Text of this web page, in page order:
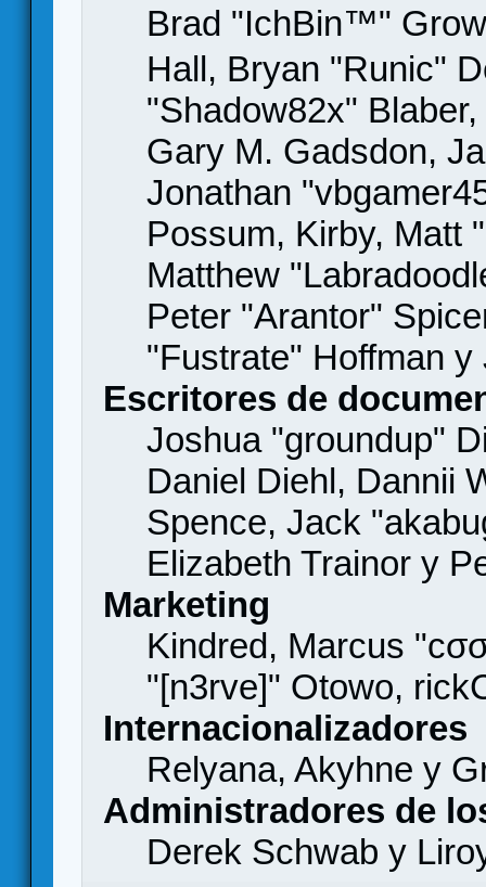
Brad "IchBin™"
Hall, Bryan "Runic"
"Shadow82x"
Gary M. Gadsdon,
Jonathan
Possum, Kirby, Matt
Matthew
Peter "Arantor"
"Fustrate" Hoffman
Escritores de
Joshua "groundup"
Daniel Diehl, Dannii
Spence, Jack
Elizabeth Trainor y
Marketing
Kindred, Marcus
"[n3rve]" Otowo,
Internacionalizadores
Relyana, Akyhne y
Administradores de
Derek Schwab y